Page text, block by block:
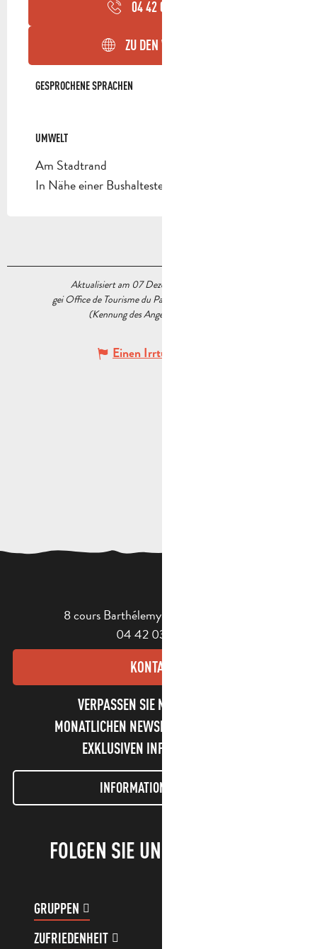
04 42 03 12
ZU DEN WEBSEITEN
GESPROCHENE SPRACHEN
GESPROCHENE SPRACHEN
UMWELT
UMWELT
Am Stadtrand
In Nähe einer Bushaltestelle
Aktualisiert am 07 Dezember 2022 Um 16:11
gei Office de Tourisme du Pays d’Aubagne et de l’Étoile
(Kennung des Angebots :
Einen Irrtum angeben
8 cours Barthélemy - 13400 Aubagne
04 42 03 49 98
KONTAKT
VERPASSEN SIE NICHT UNSEREN
MONATLICHEN NEWSLETTER UND UNSERE
EXKLUSIVEN INFORMATIONEN!
INFORMATIONEN LETTER
FOLGEN SIE UNS!
GRUPPEN
ZUFRIEDENHEIT